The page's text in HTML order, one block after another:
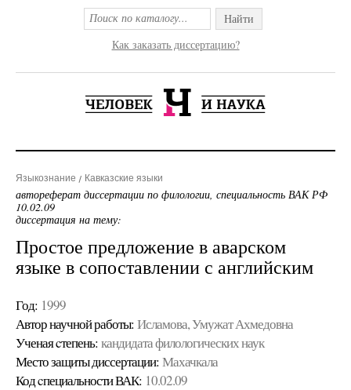
Найти
Как заказать диссертацию?
Языкознание Кавказские языки
автореферат диссертации по филологии, специальность ВАК РФ
10.02.09
диссертация на тему:
Простое предложение в аварском
языке в сопоставлении с английским
Год: 1999
Автор научной работы: Исламова, Умужат Ахмедовна
Ученая cтепень: кандидата филологических наук
Место защиты диссертации: Махачкала
Код cпециальности ВАК: 10.02.09